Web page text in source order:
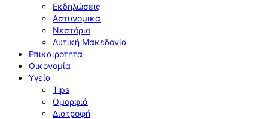
Εκδηλώσεις
Αστυνομικά
Νεστόριο
Δυτική Μακεδονία
Επικαιρότητα
Οικονομία
Υγεία
Tips
Ομορφιά
Διατροφή